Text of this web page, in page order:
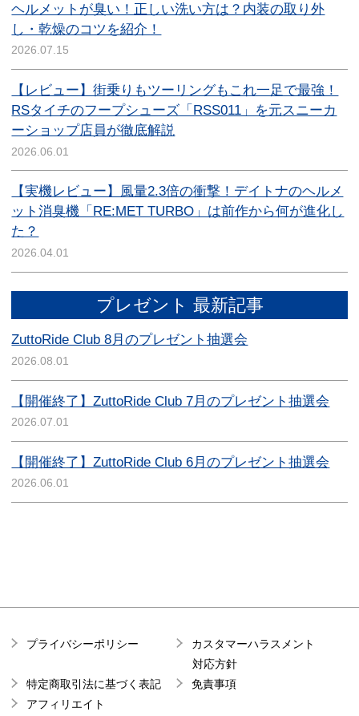
ヘルメットが臭い！正しい洗い方は？内装の取り外
し・乾燥のコツを紹介！
2026.07.15
【レビュー】街乗りもツーリングもこれ一足で最強！
RSタイチのフープシューズ「RSS011」を元スニーカ
ーショップ店員が徹底解説
2026.06.01
【実機レビュー】風量2.3倍の衝撃！デイトナのヘルメ
ット消臭機「RE:MET TURBO」は前作から何が進化し
た？
2026.04.01
プレゼント 最新記事
ZuttoRide Club 8月のプレゼント抽選会
2026.08.01
【開催終了】ZuttoRide Club 7月のプレゼント抽選会
2026.07.01
【開催終了】ZuttoRide Club 6月のプレゼント抽選会
2026.06.01
プライバシーポリシー
カスタマーハラスメント
対応方針
特定商取引法に基づく表記
免責事項
アフィリエイト